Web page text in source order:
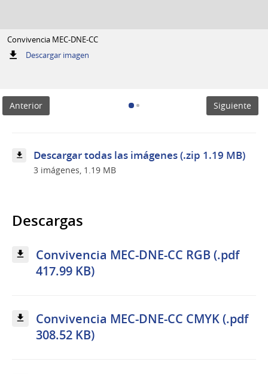
Convivencia MEC-DNE-CC
Descargar imagen:
Anterior
Siguiente
Descargar todas las imágenes (.zip 1.19 MB)
3 imágenes, 1.19 MB
Descargas
Convivencia MEC-DNE-CC RGB (.pdf
417.99 KB)
Convivencia MEC-DNE-CC CMYK (.pdf
308.52 KB)